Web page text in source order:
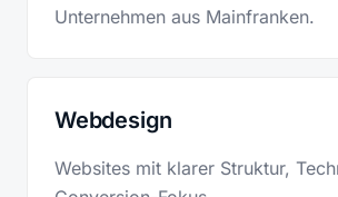
Unternehmen aus Mainfranken.
Webdesign
Websites mit klarer Struktur,